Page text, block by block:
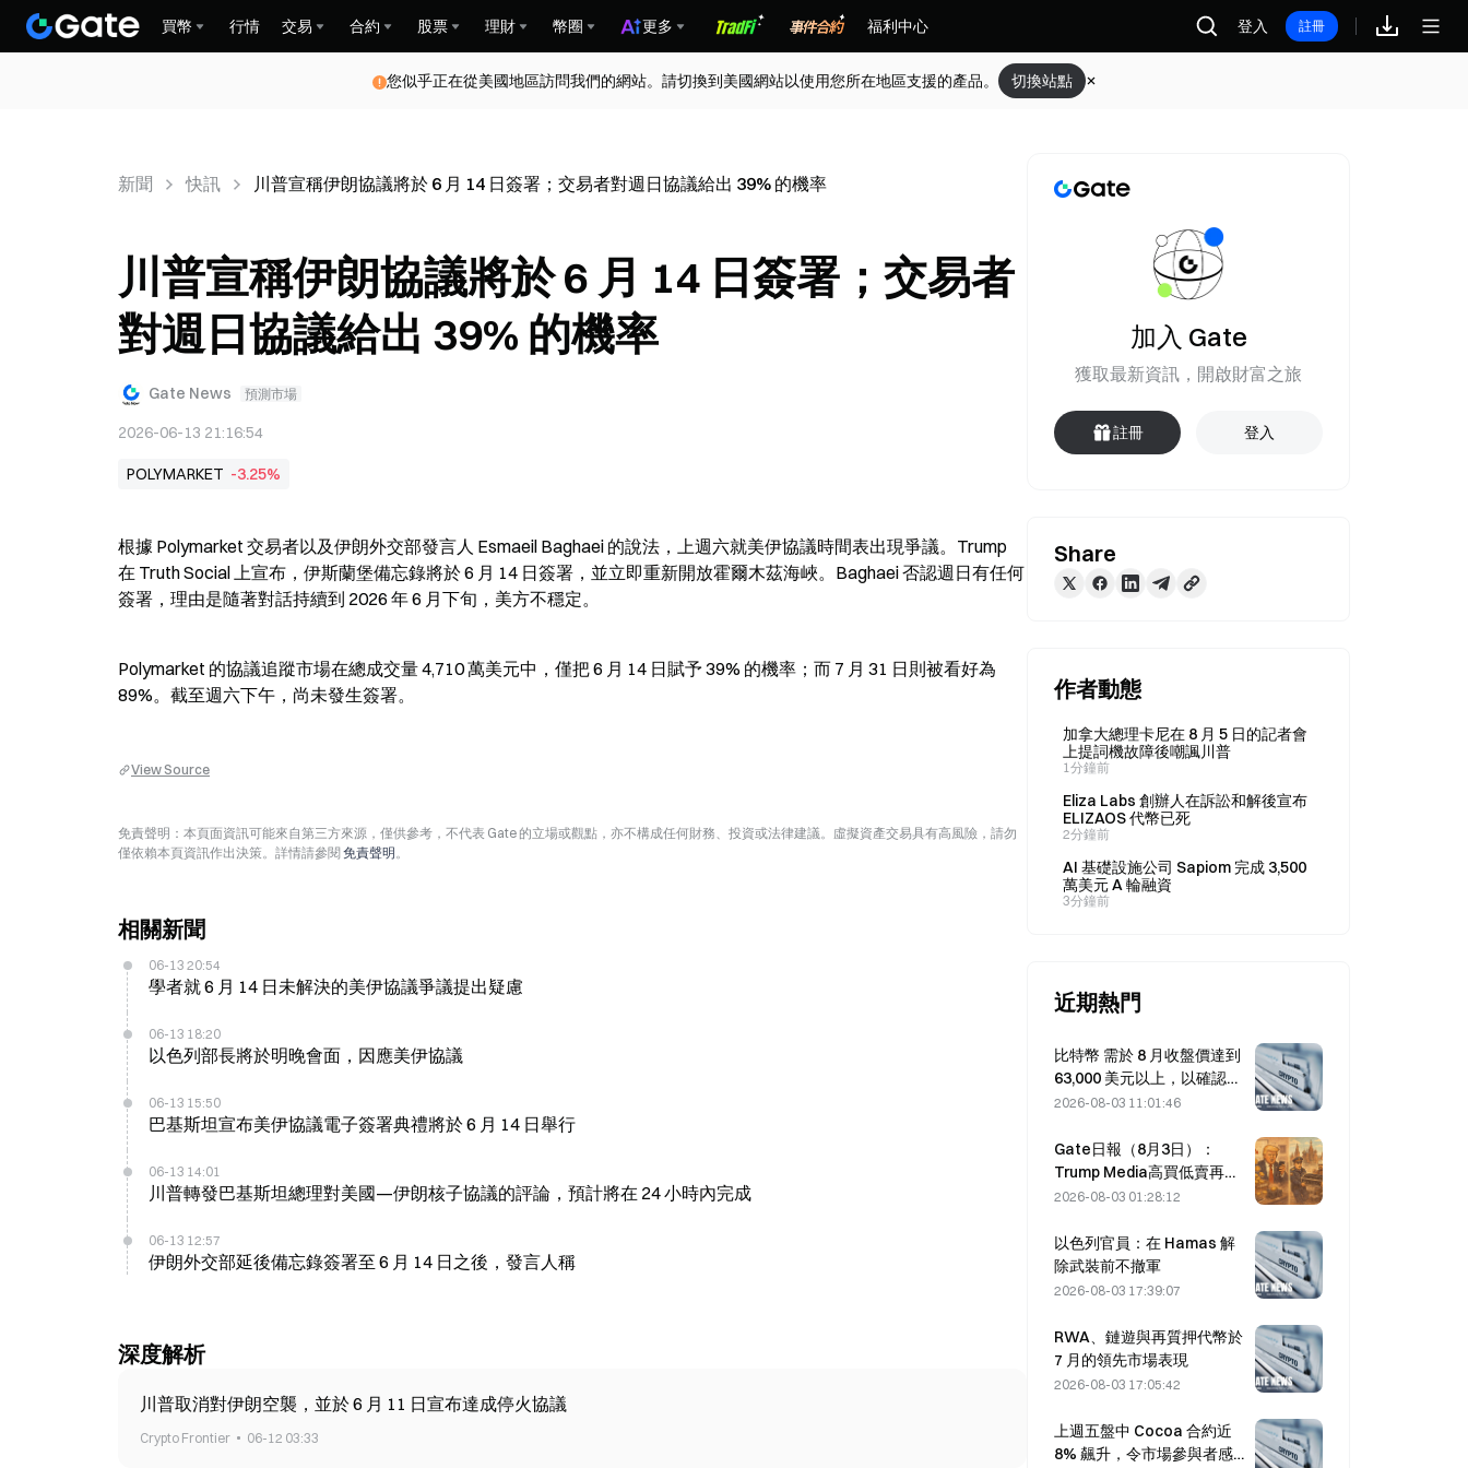
買幣 行情 交易 合約 股票 理財 幣圈 更多 福利中心 登入 註冊
您似乎正在從美國地區訪問我們的網站。請切換到美國網站以使用您所在地區支援的產品。 切換站點
新聞 快訊 川普宣稱伊朗協議將於 6 月 14 日簽署；交易者對週日協議給出 39% 的機率
川普宣稱伊朗協議將於 6 月 14 日簽署；交易者
對週日協議給出 39% 的機率
Gate News 預測市場
2026-06-13 21:16:54
POLYMARKET -3.25%
根據 Polymarket 交易者以及伊朗外交部發言人 Esmaeil Baghaei 的說法，上週六就美伊協議時間表出現爭議。Trump
在 Truth Social 上宣布，伊斯蘭堡備忘錄將於 6 月 14 日簽署，並立即重新開放霍爾木茲海峽。Baghaei 否認週日有任何
簽署，理由是隨著對話持續到 2026 年 6 月下旬，美方不穩定。
Polymarket 的協議追蹤市場在總成交量 4,710 萬美元中，僅把 6 月 14 日賦予 39% 的機率；而 7 月 31 日則被看好為
89%。截至週六下午，尚未發生簽署。
View Source
免責聲明：本頁面資訊可能來自第三方來源，僅供參考，不代表 Gate 的立場或觀點，亦不構成任何財務、投資或法律建議。虛擬資產交易具有高風險，請勿
僅依賴本頁資訊作出決策。詳情請參閱 免責聲明。
相關新聞
06-13 20:54
學者就 6 月 14 日未解決的美伊協議爭議提出疑慮
06-13 18:20
以色列部長將於明晚會面，因應美伊協議
06-13 15:50
巴基斯坦宣布美伊協議電子簽署典禮將於 6 月 14 日舉行
06-13 14:01
川普轉發巴基斯坦總理對美國—伊朗核子協議的評論，預計將在 24 小時內完成
06-13 12:57
伊朗外交部延後備忘錄簽署至 6 月 14 日之後，發言人稱
深度解析
川普取消對伊朗空襲，並於 6 月 11 日宣布達成停火協議
Crypto Frontier 06-12 03:33
加入 Gate
獲取最新資訊，開啟財富之旅
註冊 登入
Share
作者動態
加拿大總理卡尼在 8 月 5 日的記者會
上提詞機故障後嘲諷川普
1分鐘前
Eliza Labs 創辦人在訴訟和解後宣布
ELIZAOS 代幣已死
2分鐘前
AI 基礎設施公司 Sapiom 完成 3,500
萬美元 A 輪融資
3分鐘前
近期熱門
比特幣 需於 8 月收盤價達到
63,000 美元以上，以確認熊
市底部；10 倍研究指出
2026-08-03 11:01:46
Gate日報（8月3日）：
Trump Media高買低賣再轉
2628枚比特幣；莫斯科加密
2026-08-03 01:28:12
以色列官員：在 Hamas 解
除武裝前不撤軍
2026-08-03 17:39:07
RWA、鏈遊與再質押代幣於
7 月的領先市場表現
2026-08-03 17:05:42
上週五盤中 Cocoa 合約近
8% 飆升，令市場參與者感